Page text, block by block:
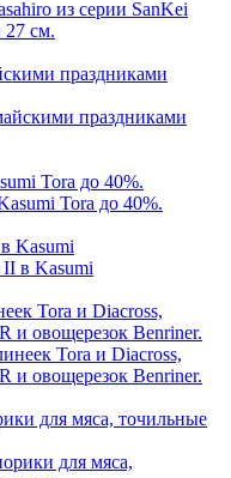
праздниками
Tora до 40%.
Kasumi
Tora и Diacross,
и овощерезок Benriner.
для мяса, точильные